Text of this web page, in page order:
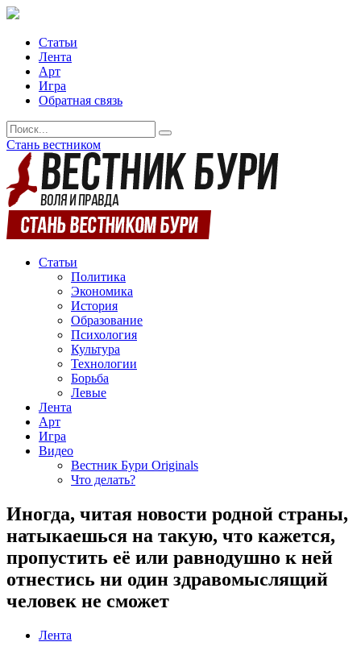
Статьи
Лента
Арт
Игра
Обратная связь
Стань вестником
Статьи
Политика
Экономика
История
Образование
Психология
Культура
Технологии
Борьба
Левые
Лента
Арт
Игра
Видео
Вестник Бури Originals
Что делать?
Иногда, читая новости родной страны,
натыкаешься на такую, что кажется,
пропустить её или равнодушно к ней
отнестись ни один здравомыслящий
человек не сможет
Лента